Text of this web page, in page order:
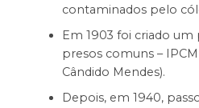
contaminados pelo
Em 1903 foi criado um
presos comuns –
Cândido Mendes).
Depois, em 1940,